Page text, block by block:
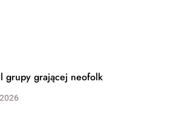
grupy grającej neofolk